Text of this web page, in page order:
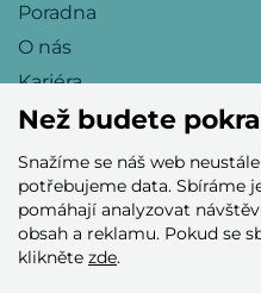
Poradna
O nás
Kariéra
Přijímáme
Než budete
Snažíme se náš web
potřebujeme data. Sbíráme
pomáhají analyzovat
obsah a reklamu. Pokud se
klikněte zde.